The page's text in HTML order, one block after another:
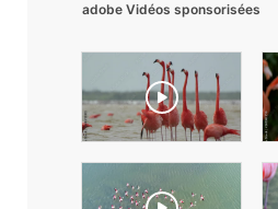
adobe Vidéos sponsorisées